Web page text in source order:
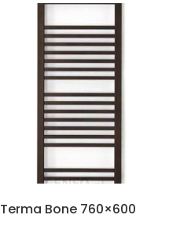
Terma Bone 760×600